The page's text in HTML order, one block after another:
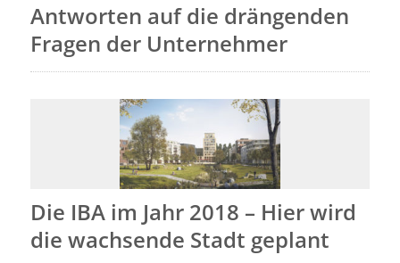
Antworten auf die drängenden
Fragen der Unternehmer
Die IBA im Jahr 2018 – Hier wird
die wachsende Stadt geplant